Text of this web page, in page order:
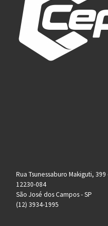
Rua Tsunessaburo Makiguti,
12230-084
São José dos Campos - SP
(12) 3934-1995